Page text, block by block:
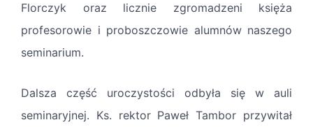
Florczyk oraz licznie zgromadzeni księża
profesorowie i proboszczowie alumnów naszego
seminarium.
Dalsza część uroczystości odbyła się w auli
seminaryjnej. Ks. rektor Paweł Tambor przywitał